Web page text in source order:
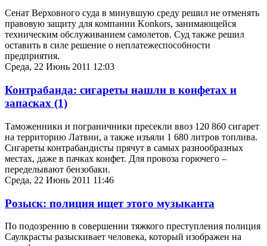
Сенат Верховного суда в минувшую среду решил не отменять
правовую защиту для компании Konkors, занимающейся
техническим обслуживанием самолетов. Суд также решил
оставить в силе решение о неплатежеспособности
предприятия.
Среда, 22 Июнь 2011 12:03
Контрабанда: сигареты нашли в конфетах и
запасках (1)
Таможенники и пограничники пресекли ввоз 120 860 сигарет
на территорию Латвии, а также изъяли 1 680 литров топлива.
Сигареты контрабандисты прячут в самых разнообразных
местах, даже в пачках конфет. Для провоза горючего –
переделывают бензобаки.
Среда, 22 Июнь 2011 11:46
Розыск: полиция ищет этого музыканта
По подозрению в совершении тяжкого преступления полиция
Саулкрасты разыскивает человека, который изображен на